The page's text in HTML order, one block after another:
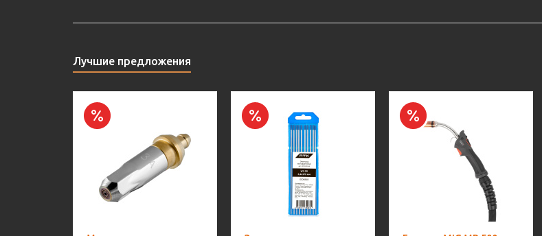
Лучшие предложения